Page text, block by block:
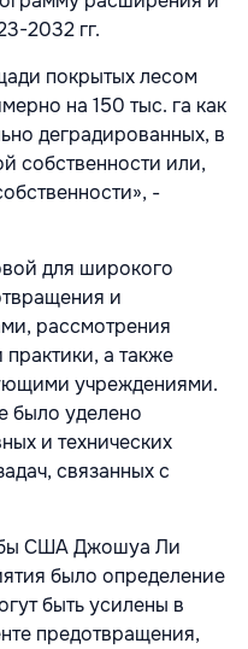
2032 гг.
покрытых лесом
на 150 тыс. га как
деградированных, в
собственности или,
-
для широкого
и
рассмотрения
а также
учреждениями.
было уделено
и технических
связанных с
США Джошуа Ли
было определение
быть усилены в
предотвращения,